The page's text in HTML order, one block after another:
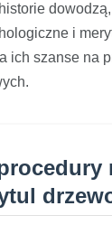
i
ich szanse na